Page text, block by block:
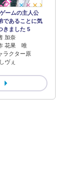
ームの主人公
であることに気
きました 5
加奈
花果 唯
ラクター原
ヴぇ